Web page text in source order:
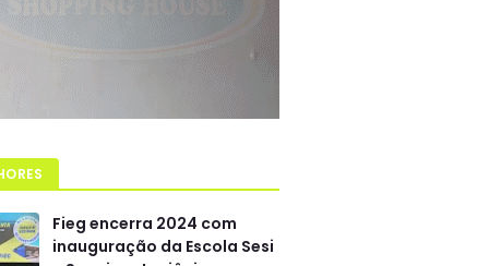
Fieg encerra 2024 com
inauguração da Escola Sesi